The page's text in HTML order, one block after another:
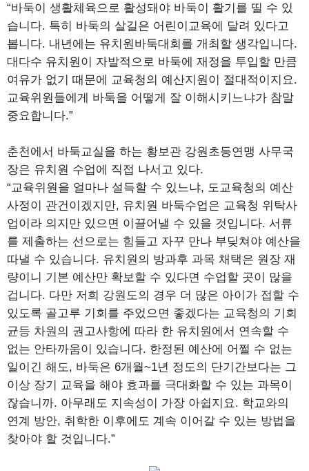
“바둑이 생활체육으로 활성돼야 바둑이 활기를 띨 수 있
습니다. 특히 바둑의 살길은 어린이교육에 달려 있다고
봅니다. 내년에는 유치원바둑대회를 개최할 생각입니다.
대다수 유치원이 자발적으로 바둑에 재정을 투입할 만큼
여유가 없기 때문에 교육청의 예산지원이 절대적이지요.
교육위원들에게 바둑을 어떻게 잘 이해시키느냐가 참말
중요합니다.”
춘천에서 바둑교실을 하는 황보관 강원초등연맹 사무국
장은 유치원 수업에 직접 나서고 있다.
“교육위원을 얼마나 설득할 수 있느냐, 도교육청의 예산
사정이 관건이겠지만, 유치원 바둑수업은 교육청 위탁사
업이라 의지만 있으면 이끌어낼 수 있을 것입니다. 서류
를 제출하는 선으로는 힘들고 자꾸 만나 부딪쳐야 예산을
따낼 수 있습니다. 유치원의 방과후 과목 채택은 원장 재
량이니 기본 예산만 확보할 수 있다면 수업할 곳이 많을
겁니다. 다만 저희 강원도의 경우 더 많은 아이가 접할 수
있도록 골고루 기회를 주었으면 좋겠다는 교육청의 기회
균등 차원의 권고사항에 따라 한 유치원에서 연속할 수
없는 안타까움이 있습니다. 한정된 예산에 어쩔 수 없는
일이긴 해도, 바둑은 6개월~1년 정도의 단기간보다는 그
이상 장기 교육을 해야 효과를 극대화할 수 있는 과목이
잖습니까. 아무래도 지속성이 가장 아쉽지요. 학교와의
연계 방안, 취학한 이후에도 계속 이어갈 수 있는 방법을
찾아야 할 것입니다.”